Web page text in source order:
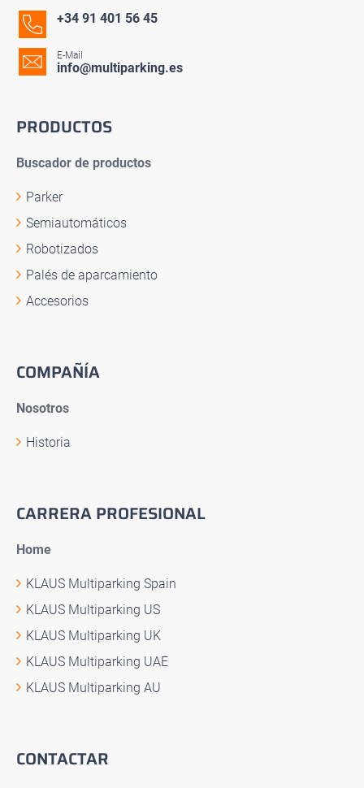
+34 91 401 56 45
E-Mail
info@multiparking.es
PRODUCTOS
Buscador de productos
Parker
Semiautomáticos
Robotizados
Palés de aparcamiento
Accesorios
COMPAÑÍA
Nosotros
Historia
CARRERA PROFESIONAL
Home
KLAUS Multiparking Spain
KLAUS Multiparking US
KLAUS Multiparking UK
KLAUS Multiparking UAE
KLAUS Multiparking AU
CONTACTAR